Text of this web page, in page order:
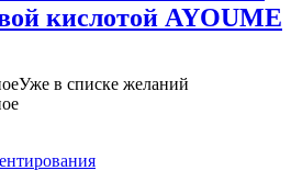
кислотой AYOUME
Уже в списке желаний